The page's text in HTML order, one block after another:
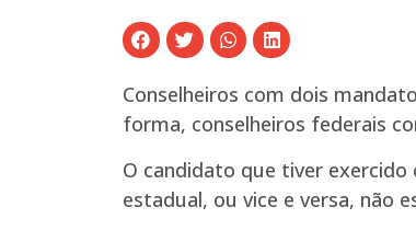
Conselheiros com dois
forma, conselheiros federais
O candidato que tiver
estadual, ou vice e versa, não